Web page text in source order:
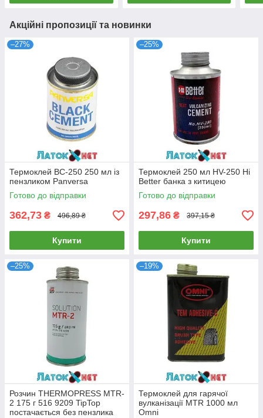
Акційні пропозиції та новинки
–27%
Термоклей BC-250 250 мл із
пензликом Panversa
Готово до відправки
362,73 ₴ 496,89 ₴
Купити
–25%
Термоклей 250 мл HV-250 Hi
Better банка з китицею
Готово до відправки
297,86 ₴ 397,15 ₴
Купити
–25%
Розчин ТHERМОPRESS MTR-
2 175 г 516 9209 TipTop
постачається без пензлика
–19%
Термоклей для гарячої
вулканізації MTR 1000 мл
Omni